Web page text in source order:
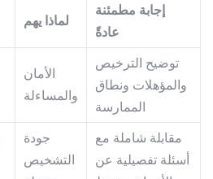
لماذا يهم
إجابة مطمئنة
عادةً
الأمان
والمساءلة
توضيح الترخيص
والمؤهلات ونطاق
الممارسة
جودة
التشخيص
مقابلة شاملة مع
أسئلة تفصيلية عن